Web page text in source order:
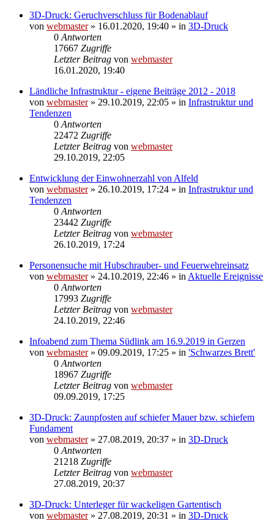
3D-Druck: Geruchverschluss für Bodenablauf
von webmaster» 16.01.2020, 19:40 » in 3D-Druck
0 Antworten
17667 Zugriffe
Letzter Beitrag von webmaster
16.01.2020, 19:40
Ländliche Infrastruktur - eigene Beiträge 2012 - 2018
von webmaster» 29.10.2019, 22:05 » in Infrastruktur und
Tendenzen
0 Antworten
22472 Zugriffe
Letzter Beitrag von webmaster
29.10.2019, 22:05
Entwicklung der Einwohnerzahl von Alfeld
von webmaster» 26.10.2019, 17:24 » in Infrastruktur und
Tendenzen
0 Antworten
23442 Zugriffe
Letzter Beitrag von webmaster
26.10.2019, 17:24
Personensuche mit Hubschrauber- und Feuerwehreinsatz
von webmaster» 24.10.2019, 22:46 » in Aktuelle Ereignisse
0 Antworten
17993 Zugriffe
Letzter Beitrag von webmaster
24.10.2019, 22:46
Infoabend zum Thema Südlink am 16.9.2019 in Gerzen
von webmaster» 09.09.2019, 17:25 » in 'Schwarzes Brett'
0 Antworten
18967 Zugriffe
Letzter Beitrag von webmaster
09.09.2019, 17:25
3D-Druck: Zaunpfosten auf schiefer Mauer bzw. schiefem
Fundament
von webmaster» 27.08.2019, 20:37 » in 3D-Druck
0 Antworten
21218 Zugriffe
Letzter Beitrag von webmaster
27.08.2019, 20:37
3D-Druck: Unterleger für wackeligen Gartentisch
von webmaster» 27.08.2019, 20:31 » in 3D-Druck